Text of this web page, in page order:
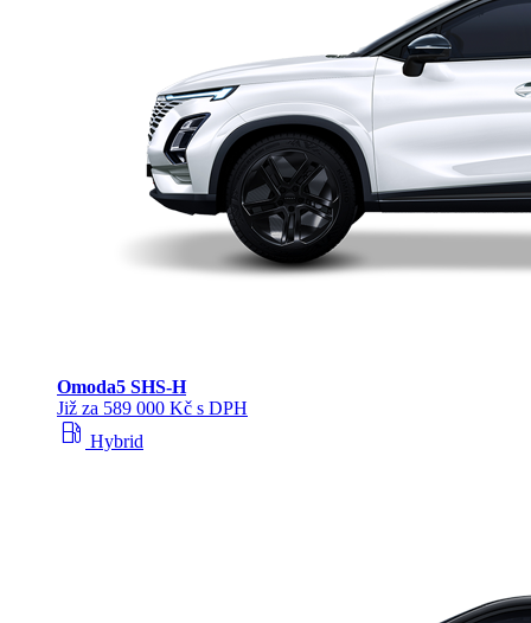
Omoda5 SHS‑H
Již za 589 000 Kč s DPH
local_gas_station Hybrid